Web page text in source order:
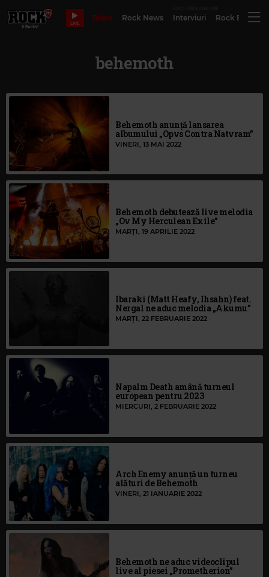
LIVE
Bilete Rock News Interviuri Rock
behemoth
Behemoth anunță lansarea
albumului „Opvs Contra Natvram”
VINERI, 13 MAI 2022
Behemoth debutează live melodia
„Ov My Herculean Exile”
MARȚI, 19 APRILIE 2022
Ibaraki (Matt Heafy, Ihsahn) feat.
Nergal ne aduc melodia „Akumu”
MARȚI, 22 FEBRUARIE 2022
Napalm Death amână turneul
european pentru 2023
MIERCURI, 2 FEBRUARIE 2022
Arch Enemy anunță un turneu
alături de Behemoth
VINERI, 21 IANUARIE 2022
Behemoth ne aduc videoclipul
live al piesei „Prometherion”